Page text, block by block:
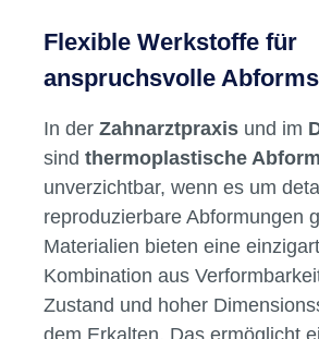
Thermoplastische
Abformmassen –
Praxis und Labor
Flexible Werkstoffe für
anspruchsvolle